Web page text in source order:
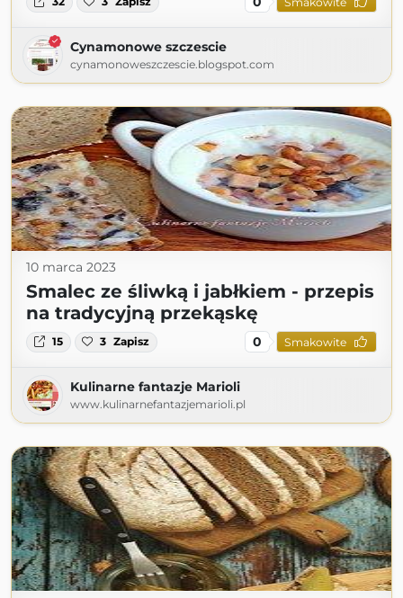
Cynamonowe szczescie
cynamonoweszczescie.blogspot.com
10 marca 2023
Smalec ze śliwką i jabłkiem - przepis
na tradycyjną przekąskę
15 3 Zapisz 0 Smakowite
Kulinarne fantazje Marioli
www.kulinarnefantazjemarioli.pl